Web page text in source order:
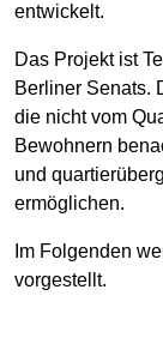
entwickelt.
Das Projekt ist
Berliner Senats.
die nicht vom
Bewohnern
und
ermöglichen.
Im Folgenden
vorgestellt.